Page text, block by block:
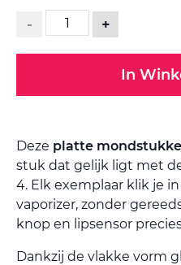
- +
In
Deze platte
stuk dat gelijk ligt met
4. Elk exemplaar klik je
vaporizer, zonder
knop en lipsensor
Dankzij de vlakke vorm